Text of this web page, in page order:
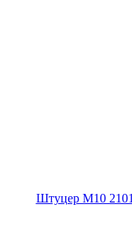
Штуцер М10 2101